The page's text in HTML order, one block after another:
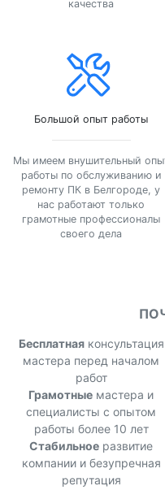
качества
Большой опыт работы
Мы имеем внушительный
работы по обслуживанию и
ремонту ПК в Белгороде, у
нас работают только
грамотные профессионалы
своего дела
Бесплатнаяконсультация
мастера перед началом
работ
Грамотные мастера и
специалисты с опытом
работы более 10 лет
Стабильное развитие
компании и безупречная
репутация